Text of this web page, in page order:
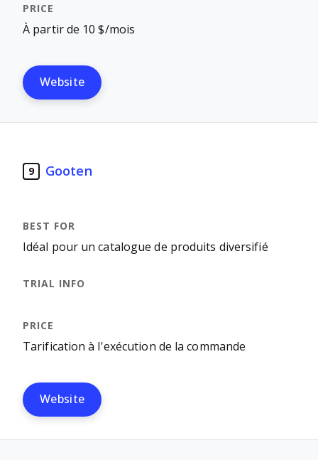
À partir de 10 $/mois
Website
9 Gooten
Idéal pour un catalogue de produits diversifié
Tarification à l'exécution de la commande
Website